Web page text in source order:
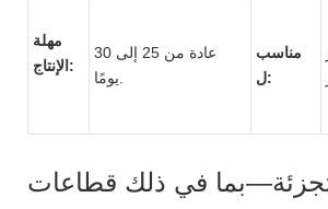
مهلة
الإنتاج:
عادة من 25 إلى 30
مناسب
ل:
في ذلك قطاعات